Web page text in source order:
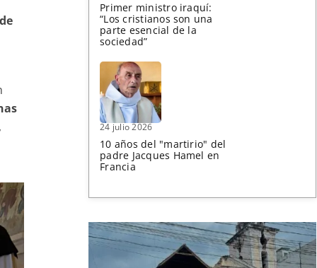
Primer ministro iraquí:
“Los cristianos son una
parte esencial de la
sociedad”
24 julio 2026
10 años del "martirio" del
padre Jacques Hamel en
Francia